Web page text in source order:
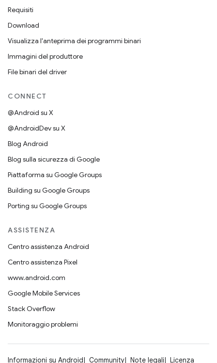
Requisiti
Download
Visualizza l'anteprima dei programmi binari
Immagini del produttore
File binari del driver
CONNECT
@Android su X
@AndroidDev su X
Blog Android
Blog sulla sicurezza di Google
Piattaforma su Google Groups
Building su Google Groups
Porting su Google Groups
ASSISTENZA
Centro assistenza Android
Centro assistenza Pixel
www.android.com
Google Mobile Services
Stack Overflow
Monitoraggio problemi
Informazioni su Android Community Note legali Licenza